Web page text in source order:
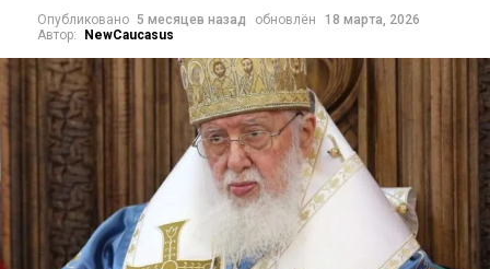
Опубликовано 5 месяцев назад обновлён
18 марта, 2026
Автор:
NewCaucasus